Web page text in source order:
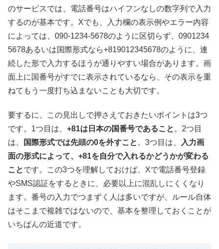
のサービスでは、電話番号はハイフンなしの数字列で入力
するのが基本です。Xでも、入力欄の表示例やエラー内容
によっては、090-1234-5678のように区切らず、0901234
5678あるいは国際形式なら+819012345678のように、連
続した形で入力するほうが通りやすい場合があります。画
面上に国番号がすでに表示されているなら、その表示を重
ねてもう一度打ち込まないことも大切です。
要するに、この見出しで押さえておきたいポイントは3つ
です。1つ目は、 +81は日本の国番号であること。2つ目
は、
国際形式では先頭の0を外すこと。3つ目は、
入力画
面の形式によって、+81を自分で入れるかどうかが変わる
ことです。この3つを理解しておけば、Xで電話番号登録
やSMS認証をするときに、必要以上に混乱しにくくなり
ます。番号の入力でつまずく人は多いですが、ルール自体
はそこまで複雑ではないので、基本を整理しておくことが
いちばんの近道です。